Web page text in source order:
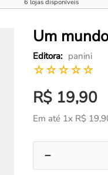
6 lojas disponíveis
Um
panini
☆☆☆☆☆
R$ 19,90
Em até 1x R$ 19,
－